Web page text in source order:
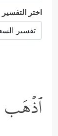
اختر التفسير
ٱذۡهَب